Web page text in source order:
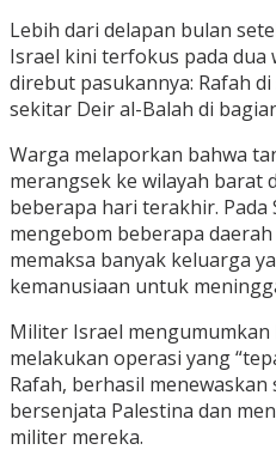
Lebih dari delapan bulan
Israel kini terfokus pada
direbut pasukannya: Rafah
sekitar Deir al-Balah di
Warga melaporkan bahwa
merangsek ke wilayah barat
beberapa hari terakhir. Pada
mengebom beberapa
memaksa banyak keluarga
kemanusiaan untuk
Militer Israel
melakukan operasi yang
Rafah, berhasil
bersenjata Palestina dan
militer mereka.